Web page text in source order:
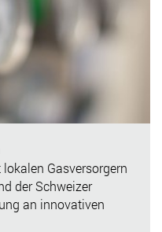
Gasversorgern
der Schweizer
an innovativen